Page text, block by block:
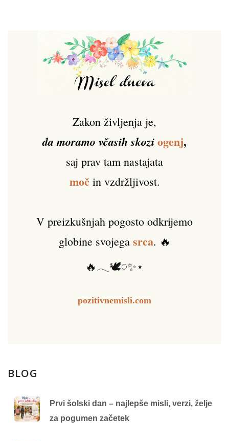
Zakon življenja je,
da moramo včasih skoziogenj,
saj prav tam nastajata
močin vzdržljivost.
V preizkušnjah pogosto odkrijemo
globine svojega srca. 🔥
🔥𓂃🕊️𓏸✨⋆
pozitivnemisli.com
BLOG
Prvi šolski dan – najlepše misli, verzi, želje
za pogumen začetek